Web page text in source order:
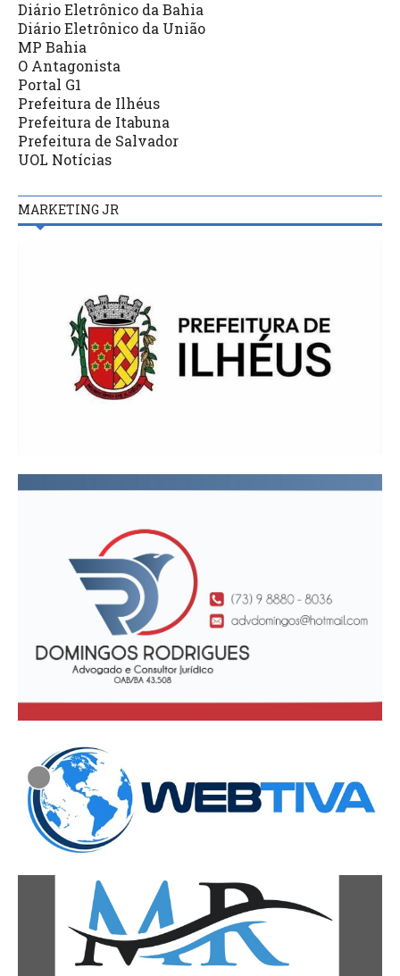
Diário Eletrônico da Bahia
Diário Eletrônico da União
MP Bahia
O Antagonista
Portal G1
Prefeitura de Ilhéus
Prefeitura de Itabuna
Prefeitura de Salvador
UOL Notícias
MARKETING JR